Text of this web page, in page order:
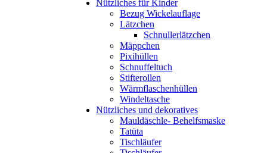
Nützliches für Kinder
Bezug Wickelauflage
Lätzchen
Schnullerlätzchen
Mäppchen
Pixihüllen
Schnuffeltuch
Stifterollen
Wärmflaschenhüllen
Windeltasche
Nützliches und dekoratives
Mauldäschle- Behelfsmaske
Tatüta
Tischläufer